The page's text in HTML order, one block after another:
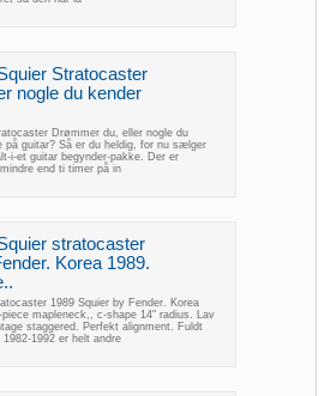
Stratocaster
nogle du kender
Drømmer du, eller nogle du
på guitar? Så er du heldig, for nu sælger
i-et guitar begynder-pakke. Der er
end ti timer på in
stratocaster
Korea 1989.
1989 Squier by Fender. Korea
mapleneck,, c-shape 14" radius. Lav
staggered. Perfekt alignment. Fuldt
1992 er helt andre